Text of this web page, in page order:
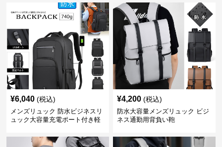
¥6,040 (税込)
メンズリュック 防水ビジネスリ
ュック大容量充電ポート付き軽
¥4,200 (税込)
防水大容量メンズリュック ビジ
ネス通勤用背負い鞄